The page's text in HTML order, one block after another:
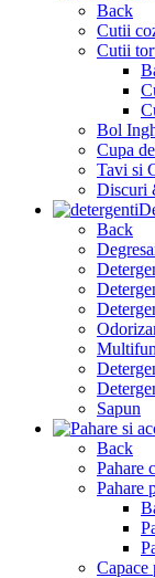
Back
Cutii
Cutii
Bol
Cupa
Tavi si
Discuri
Back
Sapun
Back
Pahare
Pahare
Capace